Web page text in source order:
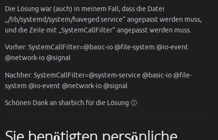
Die Lösung war (auch) in meinem Fall, dass die Datei
„/lib/systemd/system/haveged.service“ angepasst werden muss,
und die Zeile mit „SystemCallFilter“ angepasst werden muss.
Vorher: SystemCallFilter=@basic-io @file-system @io-event
@network-io @signal
Nachher: SystemCallFilter=@system-service @basic-io @file-
system @io-event @network-io @signal
Schönen Dank an sharbich für die Lösung 🙂